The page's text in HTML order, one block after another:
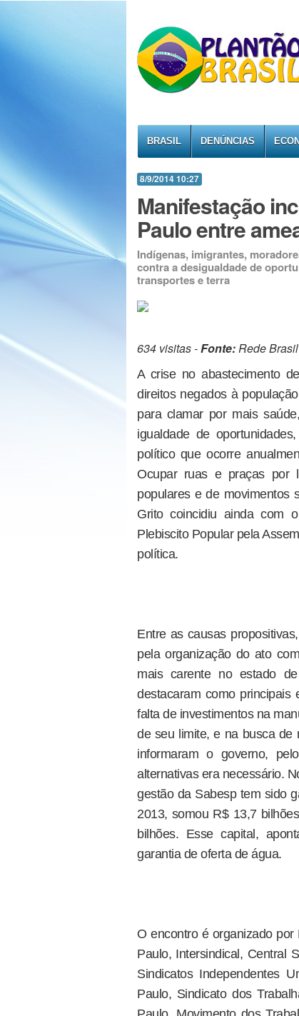
BRASIL DENÚNCIAS
8/9/2014 10:27
Manifestação
Paulo entre
Indígenas, imigrantes,
contra a desigualdade de
transportes e terra
634 visitas -Fonte:Rede
A crise no abastecimento
direitos negados à
para clamar por mais
igualdade de
político que ocorre
Ocupar ruas e praças por
populares e de movimentos
Grito coincidiu ainda com
Plebiscito Popular pela
política.
Entre as causas
pela organização do ato
mais carente no estado
destacaram como principais
falta de investimentos na
de seu limite, e na busca de
informaram o governo,
alternativas era necessário.
gestão da Sabesp tem sido
2013, somou R$ 13,7
bilhões. Esse capital,
garantia de oferta de água.
O encontro é organizado
Paulo, Intersindical, Central
Sindicatos Independentes
Paulo, Sindicato dos